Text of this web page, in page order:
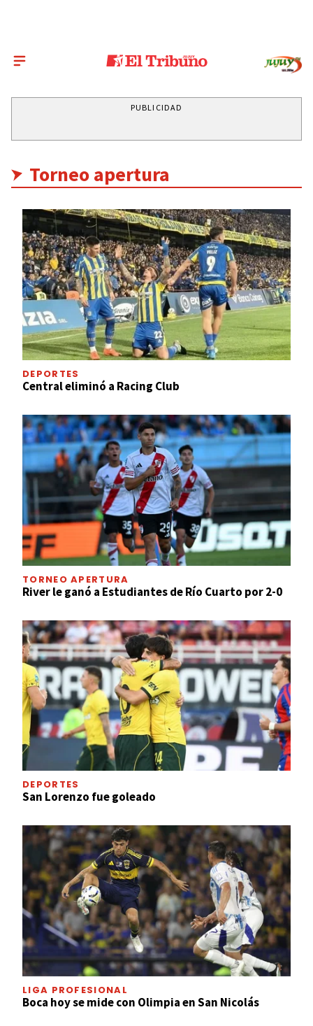
PUBLICIDAD
Torneo apertura
DEPORTES
Central eliminó a Racing Club
TORNEO APERTURA
River le ganó a Estudiantes de Río Cuarto por 2-0
DEPORTES
San Lorenzo fue goleado
LIGA PROFESIONAL
Boca hoy se mide con Olimpia en San Nicolás